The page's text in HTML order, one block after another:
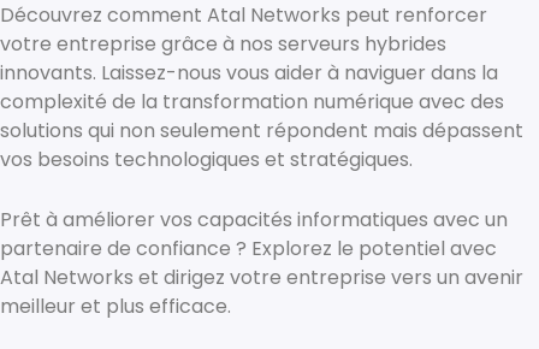
Découvrez comment Atal Networks peut renforcer
votre entreprise grâce à nos serveurs hybrides
innovants. Laissez-nous vous aider à naviguer dans la
complexité de la transformation numérique avec des
solutions qui non seulement répondent mais dépassent
vos besoins technologiques et stratégiques.
Prêt à améliorer vos capacités informatiques avec un
partenaire de confiance ? Explorez le potentiel avec
Atal Networks et dirigez votre entreprise vers un avenir
meilleur et plus efficace.